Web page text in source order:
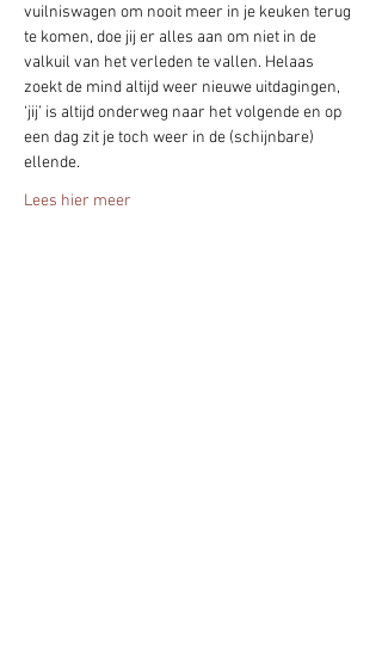
vuilniswagen om nooit meer in je keuken terug
te komen, doe jij er alles aan om niet in de
valkuil van het verleden te vallen. Helaas
zoekt de mind altijd weer nieuwe uitdagingen,
‘jij’ is altijd onderweg naar het volgende en op
een dag zit je toch weer in de (schijnbare)
ellende.
Lees hier meer